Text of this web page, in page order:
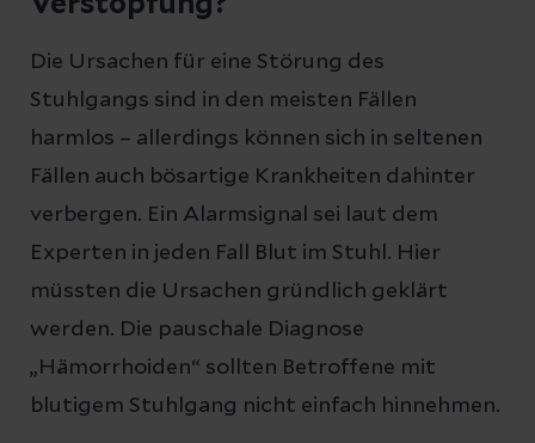
Die Ursachen für eine Störung des
Stuhlgangs sind in den meisten Fällen
harmlos – allerdings können sich in seltenen
Fällen auch bösartige Krankheiten dahinter
verbergen. Ein Alarmsignal sei laut dem
Experten in jeden Fall Blut im Stuhl. Hier
müssten die Ursachen gründlich geklärt
werden. Die pauschale Diagnose
„Hämorrhoiden“ sollten Betroffene mit
blutigem Stuhlgang nicht einfach hinnehmen.